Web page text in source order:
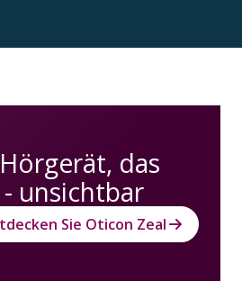
das
unsichtbar
Sie Oticon Zeal